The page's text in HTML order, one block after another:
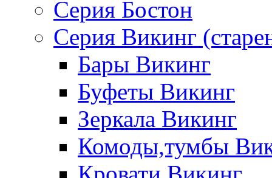
Серия Бостон
Серия Викинг
Бары Викинг
Буфеты Викинг
Зеркала Викинг
Комоды,тумбы